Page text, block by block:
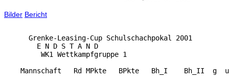
Bilder Bericht
      Grenke-Leasing-Cup Schulschachpokal 2001
        E N D S T A N D
         WK1 Wettkampfgruppe 1
Mannschaft   Rd MPkte   BPkte   Bh_I    Bh_II  g